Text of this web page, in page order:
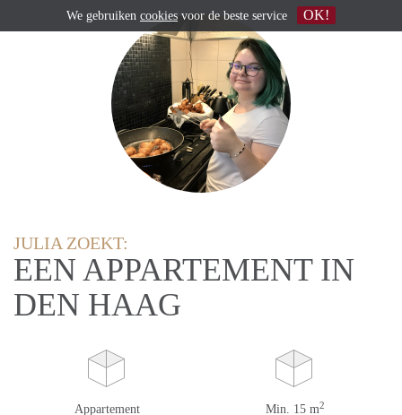
JULIA ZOEKT:
EEN APPARTEMENT IN
DEN HAAG
Appartement Min. 15 m2
We gebruiken cookies voor de beste service OK!